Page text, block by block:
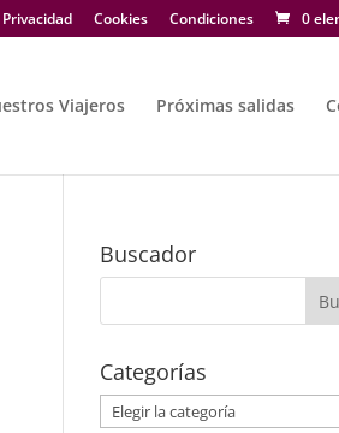
Privacidad Cookies Condiciones 0
Viajeros Próximas salidas
Buscador
Categorías
Categorías